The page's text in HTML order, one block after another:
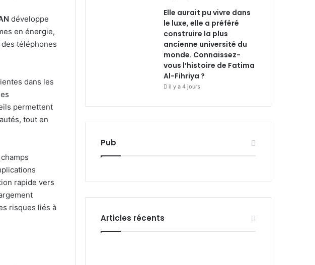
développe
en énergie,
téléphones
dans les
permettent
tout en
rapide vers
risques liés à
Elle aurait pu vivre dans
le luxe, elle a préféré
construire la plus
ancienne université du
monde. Connaissez-
vous l’histoire de Fatima
Al-Fihriya ?
il y a 4 jours
Pub
Articles récents